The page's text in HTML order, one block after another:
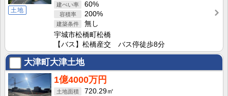
土地
60%
200%
無し
宇城市松橋町松橋
【バス】松橋産交 バス停徒歩8分
大津町大津土地
1億4000万円
720.29㎡